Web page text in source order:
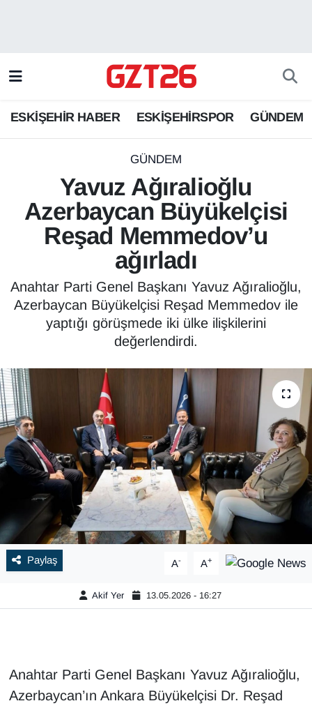
ESKİŞEHİR HABER ESKİŞEHİRSPOR GÜNDEM
GÜNDEM
Yavuz Ağıralioğlu
Azerbaycan Büyükelçisi
Reşad Memmedov’u
ağırladı
Anahtar Parti Genel Başkanı Yavuz Ağıralioğlu,
Azerbaycan Büyükelçisi Reşad Memmedov ile
yaptığı görüşmede iki ülke ilişkilerini
değerlendirdi.
Paylaş A- A+
Akif Yer 13.05.2026 - 16:27
Anahtar Parti Genel Başkanı Yavuz Ağıralioğlu,
Azerbaycan’ın Ankara Büyükelçisi Dr. Reşad
ESKİŞEHİRSPOR
GÜNDEM
Odunpazarı Trafik Yoğunluk Haritası
Süper Lig Puan Durumu ve Fikstür
Son Dakika Haberleri
Haber Arşivi